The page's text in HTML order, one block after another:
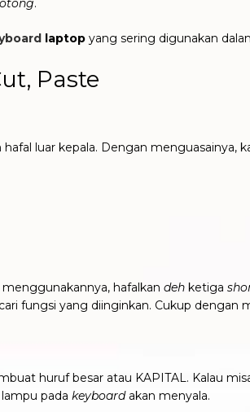
.
laptop yang sering digunakan
Paste
hafal luar kepala. Dengan menguasainya,
hafalkan deh ketiga
fungsi yang diinginkan. Cukup dengan
huruf besar atau KAPITAL. Kalau
pada keyboardakan menyala.